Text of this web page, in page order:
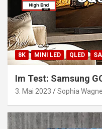
8K MINI LED QLED
Im Test: Samsung
3. Mai 2023 Sophia